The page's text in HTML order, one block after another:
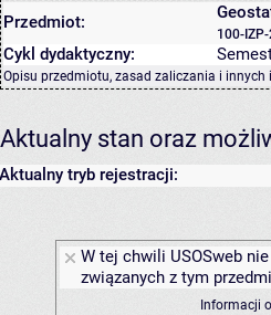
Przedmiot:
100-
Cykl dydaktyczny:
Opisu przedmiotu, zasad zaliczania i
Aktualny stan oraz
Aktualny tryb rejestracji:
W tej chwili USOSweb
związanych z tym
Informacji